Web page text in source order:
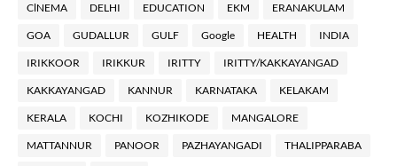
ClNEMA DELHI EDUCATION EKM ERANAKULAM
GOA GUDALLUR GULF Google HEALTH INDIA
IRIKKOOR IRIKKUR IRITTY IRITTY/KAKKAYANGAD
KAKKAYANGAD KANNUR KARNATAKA KELAKAM
KERALA KOCHI KOZHIKODE MANGALORE
MATTANNUR PANOOR PAZHAYANGADI THALIPPARABA